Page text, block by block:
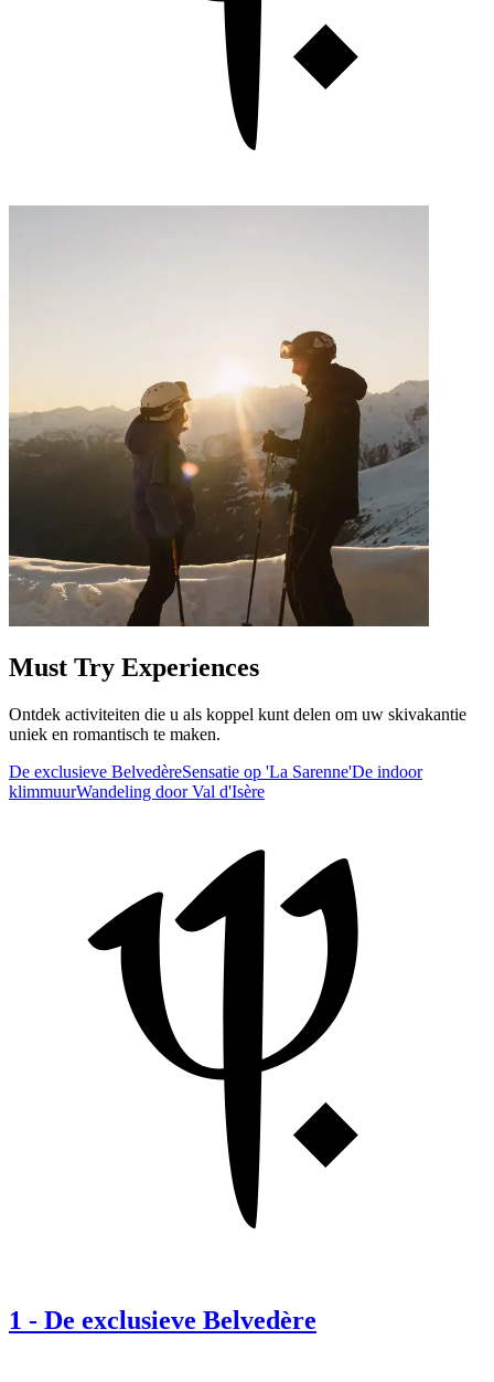
Must Try Experiences
Ontdek activiteiten die u als koppel kunt delen om uw skivakantie
uniek en romantisch te maken.
De exclusieve BelvedèreSensatie op 'La Sarenne'De indoor
klimmuurWandeling door Val d'Isère
1 - De exclusieve Belvedère